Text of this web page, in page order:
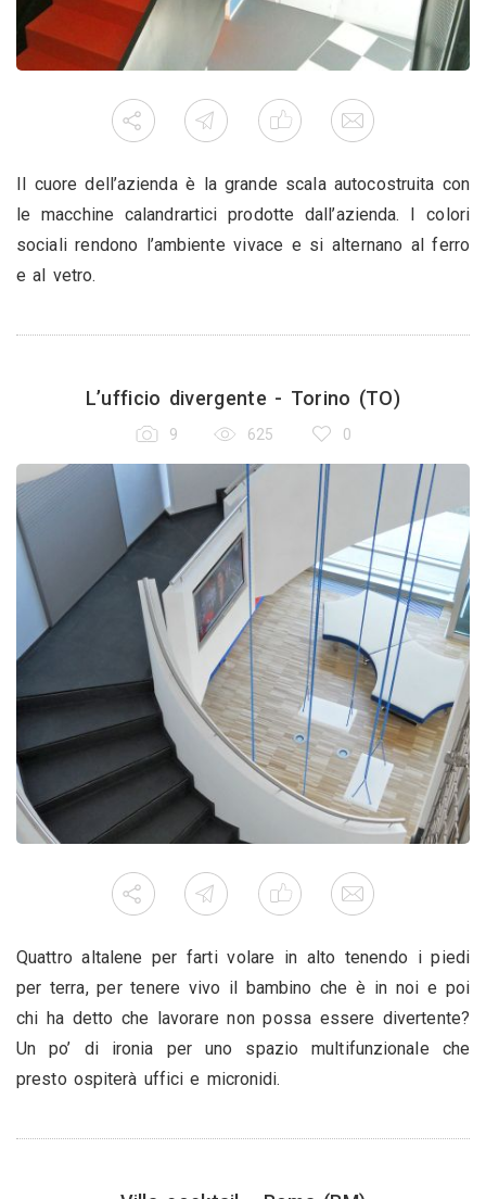
Il cuore dell’azienda è la grande scala autocostruita con
le macchine calandrartici prodotte dall’azienda. I colori
sociali rendono l’ambiente vivace e si alternano al ferro
e al vetro.
L’ufficio divergente - Torino (TO)
9 625 0
Quattro altalene per farti volare in alto tenendo i piedi
per terra, per tenere vivo il bambino che è in noi e poi
chi ha detto che lavorare non possa essere divertente?
Un po’ di ironia per uno spazio multifunzionale che
presto ospiterà uffici e micronidi.